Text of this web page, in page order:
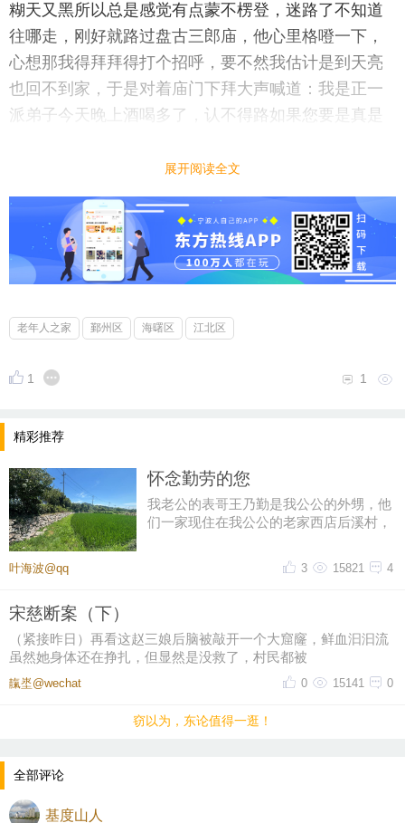
糊天又黑所以总是感觉有点蒙不楞登，迷路了不知道
往哪走，刚好就路过盘古三郎庙，他心里格噔一下，
心想那我得拜拜得打个招呼，要不然我估计是到天亮
也回不到家，于是对着庙门下拜大声喊道：我是正一
派弟子今天晚上酒喝多了，认不得路如果您要是真是
门里边飘出来，在杨如玉的前面引路杨如玉家离喝酒
的地方有20多里地，道路曲折蜿蜒天色又黑，但是杨
如玉还是顺利的到家了。他到家之后那团火也就灭
了，也消失了。县里面的人听说这个故事都惊讶无
比，对盘古三郎庙更加尊敬了，那这古盘三郎庙是哪
个庙的历史的，了解这个故事的请留言。
展开阅读全文
老年人之家 鄞州区 海曙区 江北区
1 1
精彩推荐
怀念勤劳的您
我老公的表哥王乃勤是我公公的外甥，他
们一家现住在我公公的老家西店后溪村，
叶海波@qq 4
15821
3
宋慈断案（下）
（紧接昨日）再看这赵三娘后脑被敲开一个大窟窿，鲜血汩汩流
虽然她身体还在挣扎，但显然是没救了，村民都被
靝埊@wechat 0
15141
0
窃以为，东论值得一逛！
全部评论
基度山人